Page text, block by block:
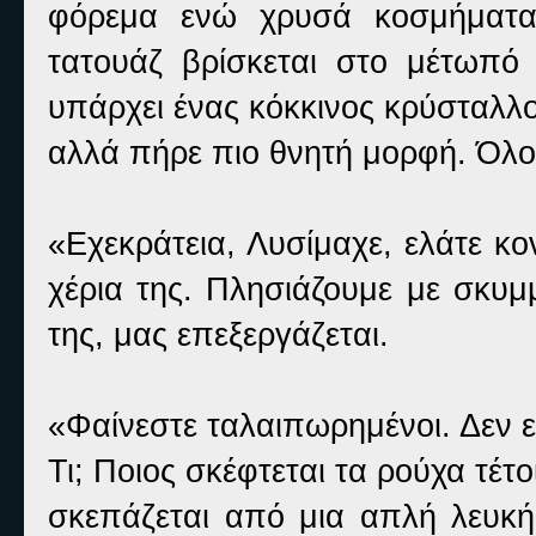
φόρεμα ενώ χρυσά
τατουάζ βρίσκεται στο
υπάρχει ένας κόκκινος
αλλά πήρε πιο θνητή μορφή.
«Εχεκράτεια, Λυσίμαχε, ελάτε
χέρια της. Πλησιάζουμε με
της, μας επεξεργάζεται.
«Φαίνεστε ταλαιπωρημένοι. Δεν
Τι; Ποιος σκέφτεται τα ρούχα
σκεπάζεται από μια απλή